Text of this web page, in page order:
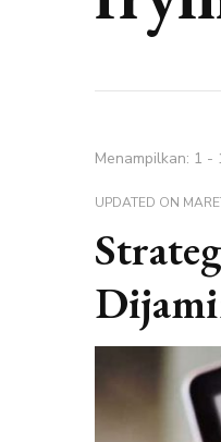
Menampilkan: 1 -
UPDATED ON